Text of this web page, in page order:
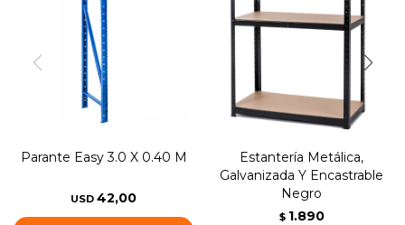
Parante Easy 3.0 X 0.40 M
USD 42,00
Estantería Metálica,
Galvanizada Y Encastrable
Negro
$ 1.890